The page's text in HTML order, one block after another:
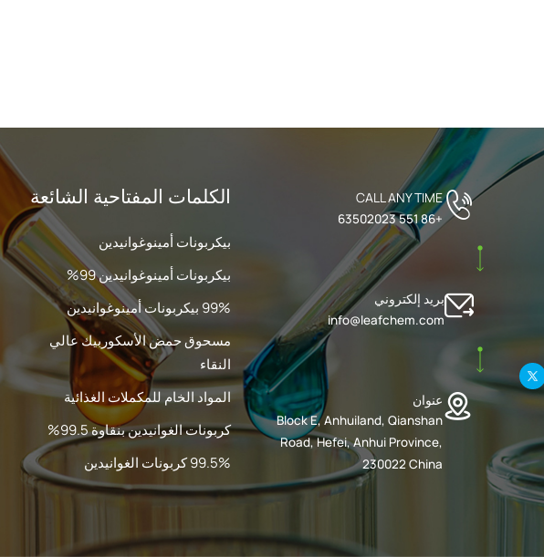
الكلمات المفتاحية الشائعة
بيكربونات أمينوغوانيدين
بيكربونات أمينوغوانيدين 99%
99% بيكربونات أمينوغوانيدين
مسحوق حمض الأسكوربيك عالي
النقاء
المواد الخام للمكملات الغذائية
كربونات الغوانيدين بنقاوة 99.5%
99.5% كربونات الغوانيدين
CALL ANY TIME
+86 551 63502023
بريد إلكتروني
info@leafchem.com
عنوان
Block E, Anhuiland, Qianshan
Road, Hefei, Anhui Province,
230022 China